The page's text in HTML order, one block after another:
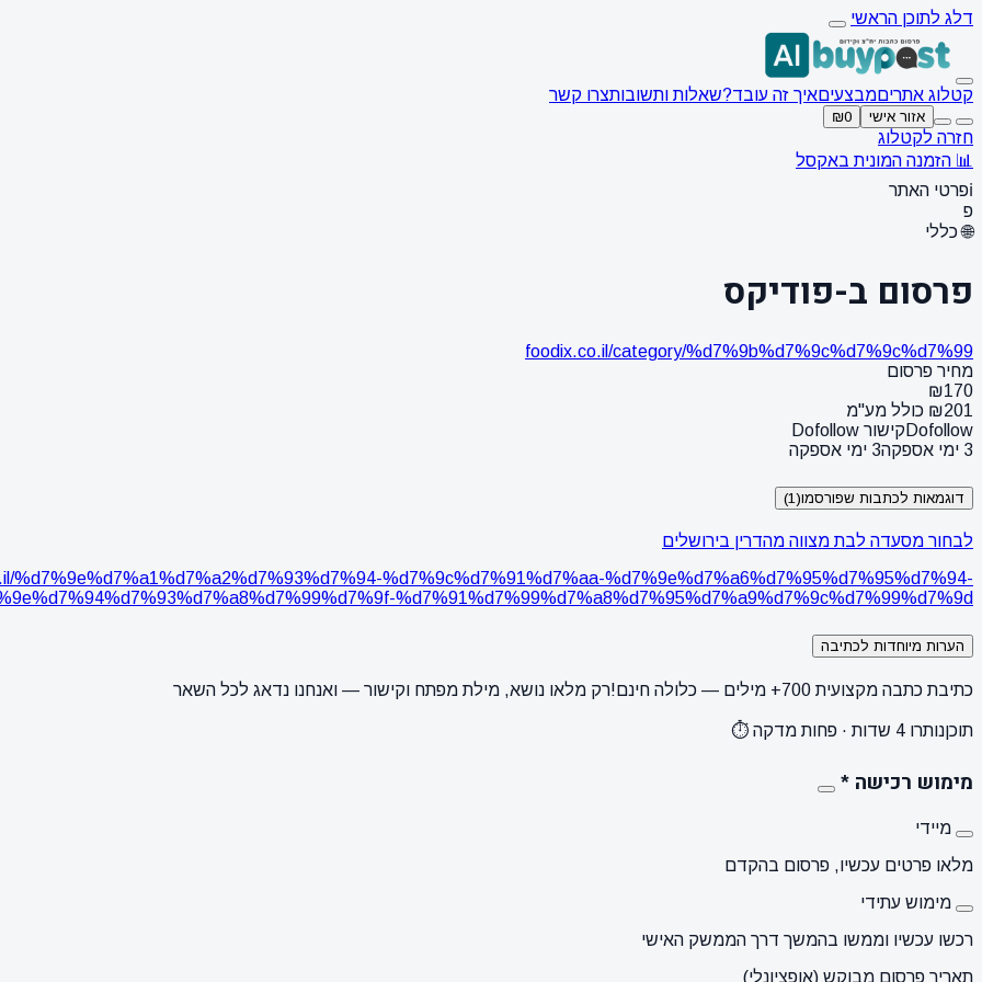
דלג לתוכן הראשי
קטלוג אתריםמבצעיםאיך זה עובד?שאלות ותשובותצרו קשר
אזור אישי ₪0
חזרה לקטלוג
📊 הזמנה המונית באקסל
ℹ️פרטי האתר
פ
🌐 כללי
פרסום ב-פודיקס
foodix.co.il/category/%d7%9b%d7%9c%d7%9c%d7%99
מחיר פרסום
₪170
₪201 כולל מע"מ
Dofollow קישור Dofollow
3 ימי אספקה
3 ימי אספקה
דוגמאות לכתבות שפורסמו(1)
לבחור מסעדה לבת מצווה מהדרין בירושלים
%d7%9e%d7%a1%d7%a2%d7%93%d7%94-%d7%9c%d7%91%d7%aa-%d7%9e%d7%a6%d7%95%d7%95%d7%94-
%d7%91%d7%99%d7%a8%d7%95%d7%a9%d7%9c%d7%99%d7%9d/
הערות מיוחדות לכתיבה
כתיבת כתבה מקצועית 700+ מילים — כלולה חינם! רק מלאו נושא, מילת מפתח וקישור — ואנחנו נדאג לכל השאר
תוכןנותרו 4 שדות · פחות מדקה ⏱️
מימוש רכישה *
מיידי
מלאו פרטים עכשיו, פרסום בהקדם
מימוש עתידי
רכשו עכשיו וממשו בהמשך דרך הממשק האישי
תאריך פרסום מבוקש (אופציונלי)